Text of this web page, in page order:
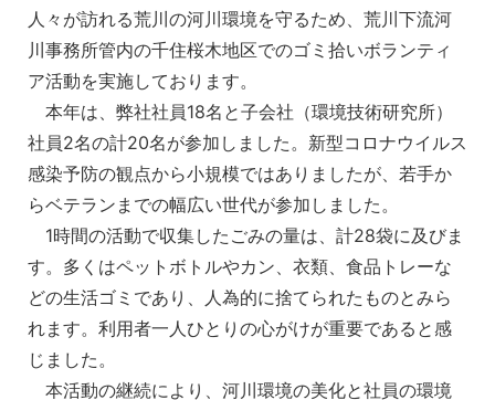
人々が訪れる荒川の河川環境を守るため、荒川下流河
川事務所管内の千住桜木地区でのゴミ拾いボランティ
ア活動を実施しております。
本年は、弊社社員18名と子会社（環境技術研究所）
社員2名の計20名が参加しました。新型コロナウイルス
感染予防の観点から小規模ではありましたが、若手か
らベテランまでの幅広い世代が参加しました。
1時間の活動で収集したごみの量は、計28袋に及びま
す。多くはペットボトルやカン、衣類、食品トレーな
どの生活ゴミであり、人為的に捨てられたものとみら
れます。利用者一人ひとりの心がけが重要であると感
じました。
本活動の継続により、河川環境の美化と社員の環境